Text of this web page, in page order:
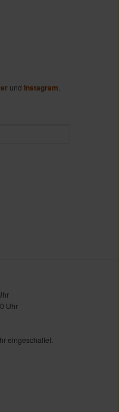
und Instagram
Uhr
eingeschaltet.